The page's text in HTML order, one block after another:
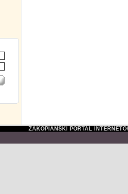
ZAKOPIAŃSKI PORTAL